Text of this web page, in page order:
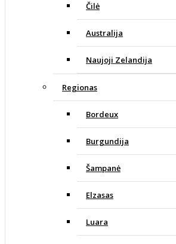
Čilė
Australija
Naujoji Zelandija
Regionas
Bordeux
Burgundija
Šampanė
Elzasas
Luara